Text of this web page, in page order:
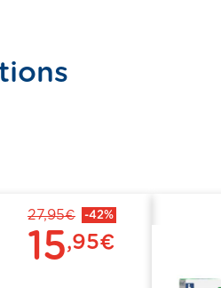
27,95€ -42%
15,95€